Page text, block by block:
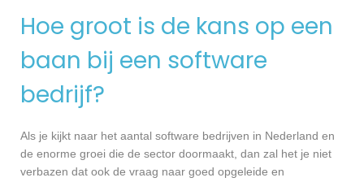
Hoe groot is de kans op een
baan bij een software
bedrijf?
Als je kijkt naar het aantal software bedrijven in Nederland en
de enorme groei die de sector doormaakt, dan zal het je niet
verbazen dat ook de vraag naar goed opgeleide en